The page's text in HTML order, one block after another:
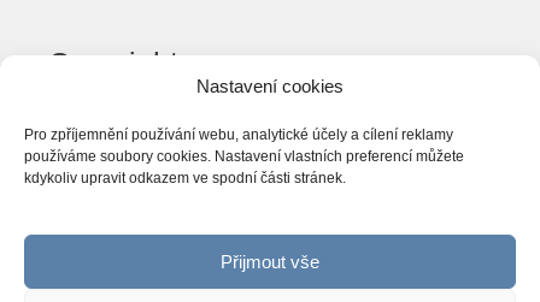
Nastavení cookies
Pro zpříjemnění používání webu, analytické účely a cílení reklamy
používáme soubory cookies. Nastavení vlastních preferencí můžete
kdykoliv upravit odkazem ve spodní části stránek.
Přijmout vše
Copyright
© World Trend 2014-2026
Všechna práva vyhrazena.
CC BY-NC 4.0
ováno Národní knihovnou ČR